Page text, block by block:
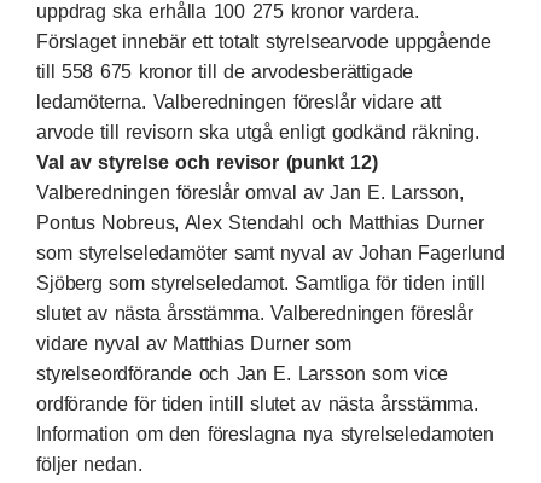
uppdrag ska erhålla 100 275 kronor vardera.
Förslaget innebär ett totalt styrelsearvode uppgående
till 558 675 kronor till de arvodesberättigade
ledamöterna. Valberedningen föreslår vidare att
arvode till revisorn ska utgå enligt godkänd räkning.
Val av styrelse och revisor (punkt 12)
Valberedningen föreslår omval av Jan E. Larsson,
Pontus Nobreus, Alex Stendahl och Matthias Durner
som styrelseledamöter samt nyval av Johan Fagerlund
Sjöberg som styrelseledamot. Samtliga för tiden intill
slutet av nästa årsstämma. Valberedningen föreslår
vidare nyval av Matthias Durner som
styrelseordförande och Jan E. Larsson som vice
ordförande för tiden intill slutet av nästa årsstämma.
Information om den föreslagna nya styrelseledamoten
följer nedan.